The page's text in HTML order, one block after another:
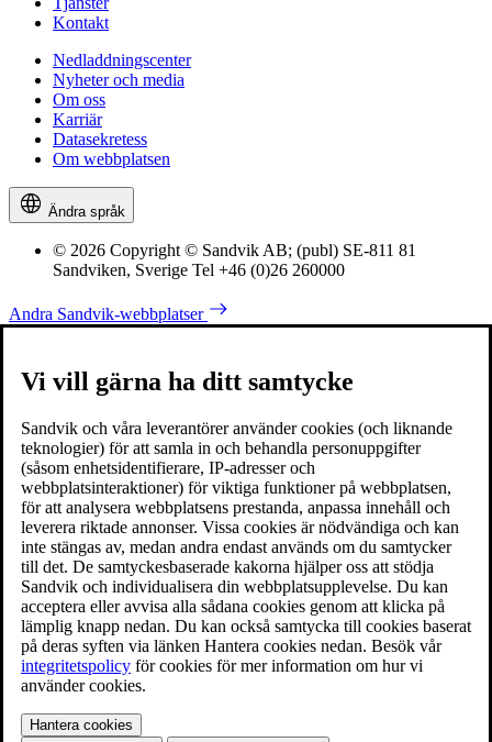
Kontakt
Nedladdningscenter
Nyheter och media
Om oss
Karriär
Datasekretess
Om webbplatsen
Ändra språk
© 2026 Copyright © Sandvik AB; (publ) SE-811 81
Sandviken, Sverige Tel +46 (0)26 260000
Andra Sandvik-webbplatser
Vi vill gärna ha ditt samtycke
Sandvik och våra leverantörer använder cookies (och liknande
teknologier) för att samla in och behandla personuppgifter
(såsom enhetsidentifierare, IP-adresser och
webbplatsinteraktioner) för viktiga funktioner på webbplatsen,
för att analysera webbplatsens prestanda, anpassa innehåll och
leverera riktade annonser. Vissa cookies är nödvändiga och kan
inte stängas av, medan andra endast används om du samtycker
till det. De samtyckesbaserade kakorna hjälper oss att stödja
Sandvik och individualisera din webbplatsupplevelse. Du kan
acceptera eller avvisa alla sådana cookies genom att klicka på
lämplig knapp nedan. Du kan också samtycka till cookies baserat
på deras syften via länken Hantera cookies nedan. Besök vår
integritetspolicy för cookies för mer information om hur vi
använder cookies.
Hantera cookies